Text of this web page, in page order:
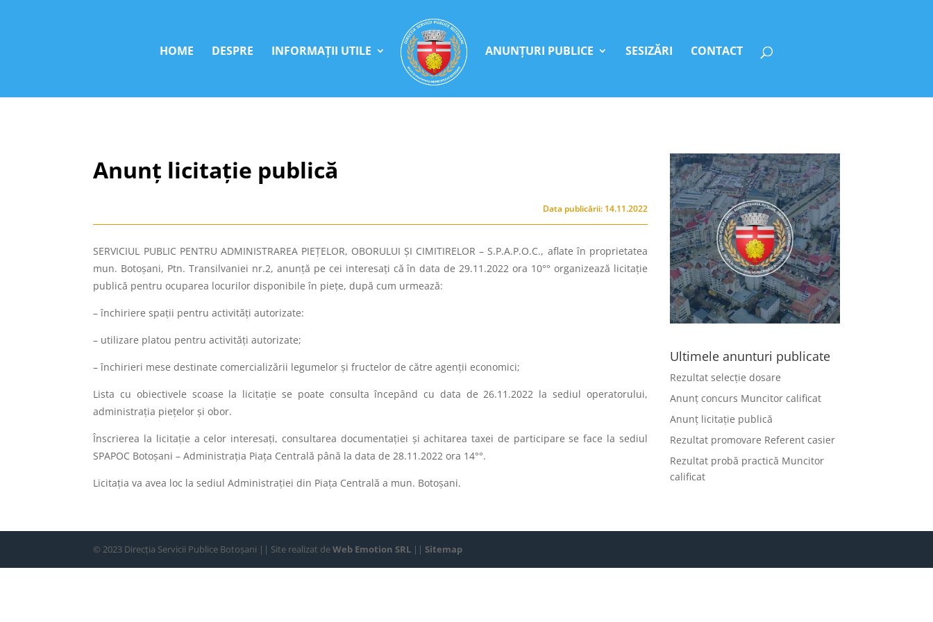
HOME DESPRE INFORMAȚII UTILE ANUNȚURI PUBLICE SESIZĂRI CONTACT
Anunț licitație publică
Data publicării: 14.11.2022
SERVICIUL PUBLIC PENTRU ADMINISTRAREA PIEȚELOR, OBORULUI ȘI CIMITIRELOR – S.P.A.P.O.C., aflate în proprietatea
mun. Botoșani, Ptn. Transilvaniei nr.2, anunţă pe cei interesaţi că în data de 29.11.2022 ora 10°° organizează licitaţie
publică pentru ocuparea locurilor disponibile în piețe, după cum urmează:
– închiriere spații pentru activități autorizate:
– utilizare platou pentru activități autorizate;
– închirieri mese destinate comercializării legumelor și fructelor de către agenții economici;
Lista cu obiectivele scoase la licitaţie se poate consulta începând cu data de 26.11.2022 la sediul operatorului,
administrația piețelor și obor.
Înscrierea la licitaţie a celor interesaţi, consultarea documentaţiei şi achitarea taxei de participare se face la sediul
SPAPOC Botoşani – Administrația Piața Centrală până la data de 28.11.2022 ora 14°°.
Licitaţia va avea loc la sediul Administrației din Piața Centrală a mun. Botoșani.
Ultimele anunturi publicate
Rezultat selecție dosare
Anunț concurs Muncitor calificat
Anunț licitație publică
Rezultat promovare Referent casier
Rezultat probă practică Muncitor
calificat
© 2023 Direcția Servicii Publice Botoșani || Site realizat deWeb Emotion SRL ||Sitemap